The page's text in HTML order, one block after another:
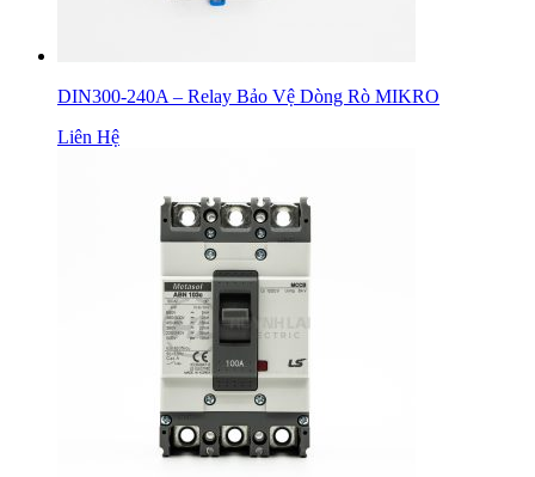
DIN300-240A – Relay Bảo Vệ Dòng Rò MIKRO
Liên Hệ